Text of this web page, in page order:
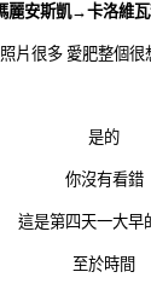
麗安斯凱→卡洛維
片很多 愛肥整個很
是的
你沒有看錯
這是第四天一大早
至於時間